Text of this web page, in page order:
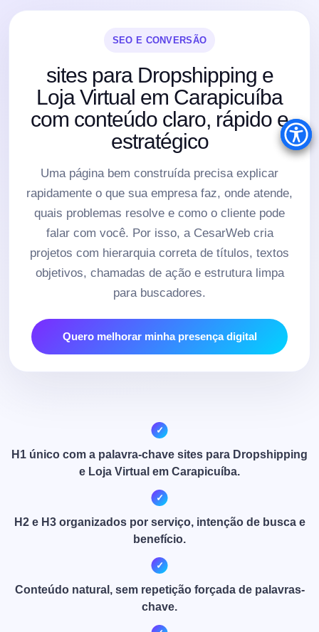
SEO E CONVERSÃO
sites para Dropshipping e
Loja Virtual em Carapicuíba
com conteúdo claro, rápido e
estratégico
Uma página bem construída precisa explicar
rapidamente o que sua empresa faz, onde atende,
quais problemas resolve e como o cliente pode
falar com você. Por isso, a CesarWeb cria
projetos com hierarquia correta de títulos, textos
objetivos, chamadas de ação e estrutura limpa
para buscadores.
Quero melhorar minha presença digital
H1 único com a palavra-chave sites para Dropshipping
e Loja Virtual em Carapicuíba.
H2 e H3 organizados por serviço, intenção de busca e
benefício.
Conteúdo natural, sem repetição forçada de palavras-
chave.